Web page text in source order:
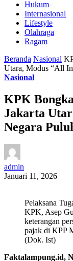
Hukum
Internasional
Lifestyle
Olahraga
Ragam
Beranda Nasional
Utara, Modus “All
Nasional
KPK
Jakarta
Negara
admin
Januari 11, 2026
Pelaksana
KPK, Asep
keterangan
pajak di KPP
(Dok. Ist)
Faktalampung.id,